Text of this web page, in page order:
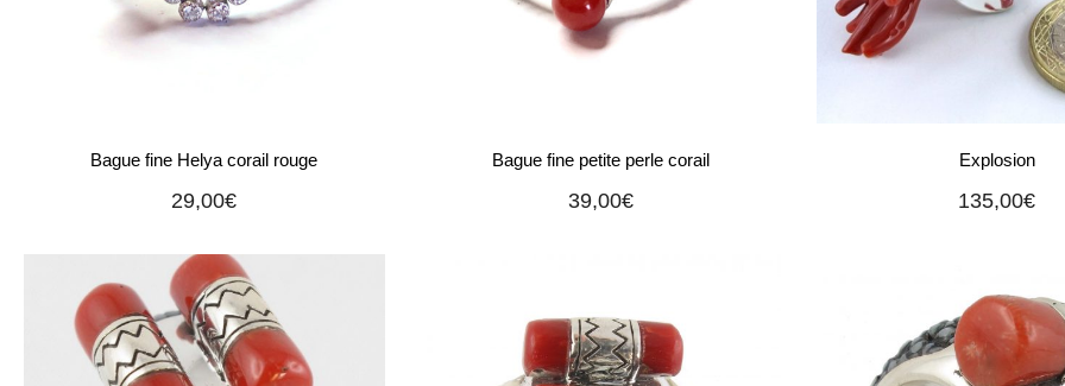
Bague fine Helya corail rouge
29,00€
Bague fine petite perle corail
39,00€
Explosion
135,00€